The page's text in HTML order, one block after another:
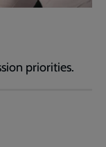
priorities.